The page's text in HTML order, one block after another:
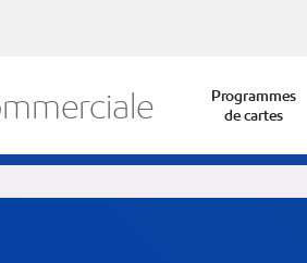
Programmes
de cartes